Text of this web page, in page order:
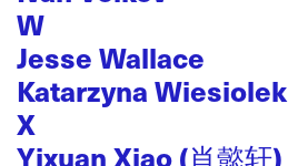
W
Jesse Wallace
Katarzyna Wiesiolek
X
Yixuan Xiao (肖懿轩)